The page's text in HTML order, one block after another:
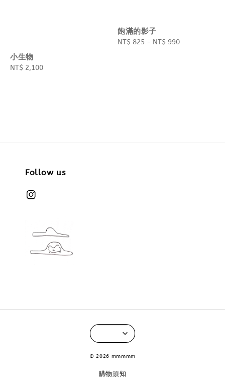
小生物
Regular
NT$ 2,100
飽滿的影子
Regular
NT$ 825 - NT$ 990
Follow us
© 2026 mmmmm
購物須知